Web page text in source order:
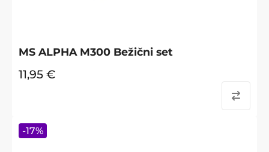
MS ALPHA M300 Bežični set
11,95 €
-17%